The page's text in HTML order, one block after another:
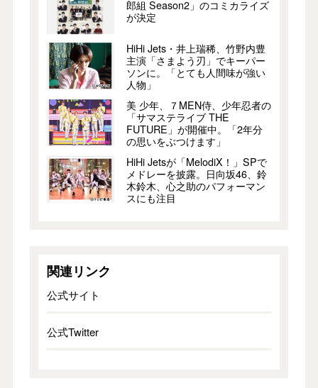
郎組 Season2」のコミカライズ
が決定
HiHi Jets・井上瑞稀、竹野内豊
主演「さまよう刃」でキーパー
ソンに。「とても人間味が強い
人物」
美 少年、７MEN侍、少年忍者の
「サマステライブ THE
FUTURE」が開催中。「2年分
の思いをぶつけます」
HiHi Jetsが「MelodiX！」SPで
メドレーを披露。日向坂46、鈴
木鈴木、心之助のパフォーマン
スにも注目
関連リンク
公式サイト
公式Twitter